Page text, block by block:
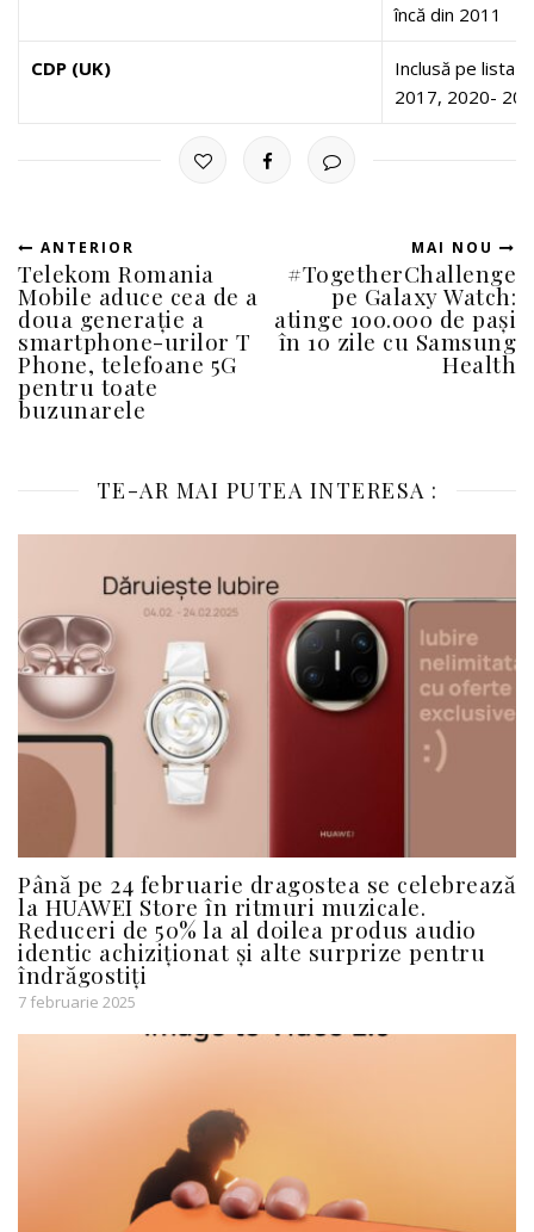
încă din 2011
CDP (UK)
Inclusă pe lista
2017, 2020-
ANTERIOR
Telekom Romania
Mobile aduce cea de a
doua generație a
smartphone-urilor T
Phone, telefoane 5G
pentru toate
buzunarele
MAI NOU
#TogetherChallenge
pe Galaxy Watch:
atinge 100.000 de pași
în 10 zile cu Samsung
Health
TE-AR MAI PUTEA INTERESA :
Până pe 24 februarie dragostea se celebrează
la HUAWEI Store în ritmuri muzicale.
Reduceri de 50% la al doilea produs audio
identic achiziționat și alte surprize pentru
îndrăgostiți
7 februarie 2025